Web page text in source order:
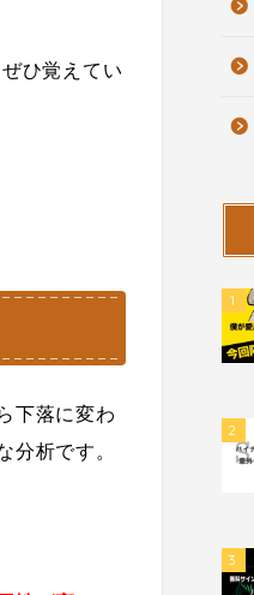
ひ覚えてい
下落に変わ
分析です。
1
2
3